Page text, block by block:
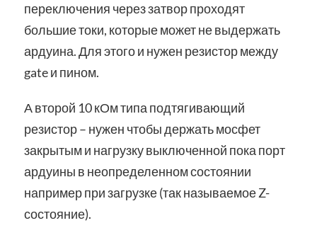
переключения через затвор проходят
большие токи, которые может не выдержать
ардуина. Для этого и нужен резистор между
gate и пином.
А второй 10 кОм типа подтягивающий
резистор – нужен чтобы держать мосфет
закрытым и нагрузку выключенной пока порт
ардуины в неопределенном состоянии
например при загрузке (так называемое Z-
состояние).